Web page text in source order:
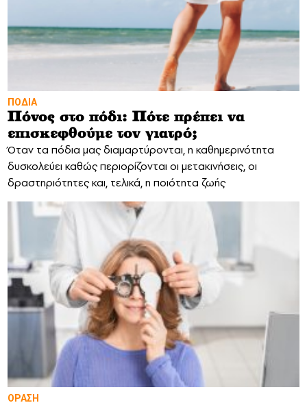
ΠΟΔΙΑ
Πόνος στο πόδι: Πότε πρέπει να
επισκεφθούμε τον γιατρό;
Όταν τα πόδια μας διαμαρτύρονται, η καθημερινότητα
δυσκολεύει καθώς περιορίζονται οι μετακινήσεις, οι
δραστηριότητες και, τελικά, η ποιότητα ζωής
ΟΡΑΣΗ